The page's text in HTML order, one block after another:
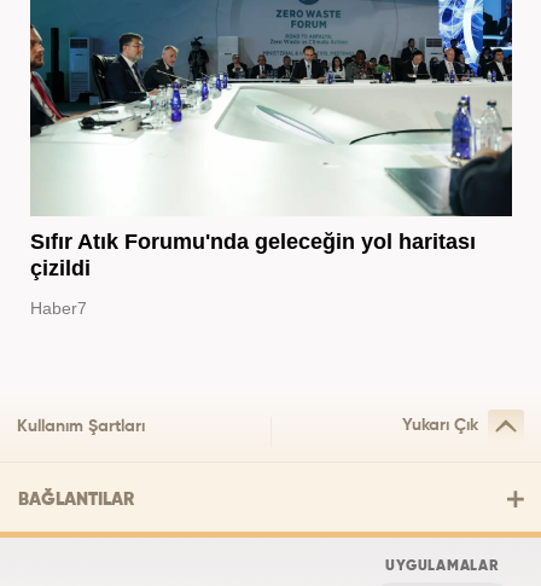
Sıfır Atık Forumu'nda geleceğin yol haritası
çizildi
Haber7
Kullanım Şartları Yukarı Çık
BAĞLANTILAR
UYGULAMALAR